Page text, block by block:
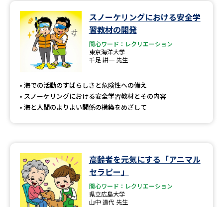
来場型・Web型イベント特集 夢ナビライブ
受験準備
志望校・出願校を調べる
先輩が入学を決めた理由
新生活お役立ちガイド
スノーケリングにおける安全学
習教材の開発
関心ワード：レクリエーション
東京海洋大学
千足 耕一 先生
海での活動のすばらしさと危険性への備え
スノーケリングにおける安全学習教材とその内容
海と人間のよりよい関係の構築をめざして
高齢者を元気にする「アニマル
セラピー」
関心ワード：レクリエーション
県立広島大学
山中 道代 先生